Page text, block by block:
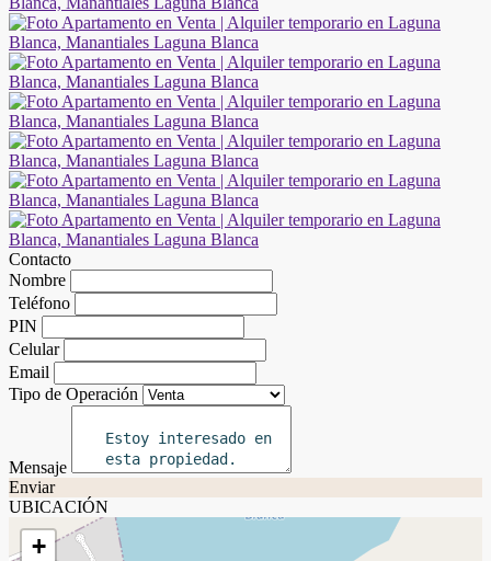
Contacto
Nombre
Teléfono
PIN
Celular
Email
Tipo de Operación
Mensaje
Enviar
UBICACIÓN
+